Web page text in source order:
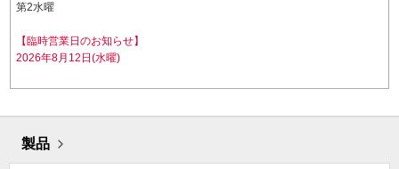
第2水曜
【臨時営業日のお知らせ】
2026年8月12日(水曜)
製品